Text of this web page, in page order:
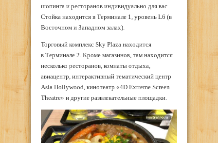
шопинга и ресторанов индивидуально для вас.
Стойка находится в Терминале 1, уровень L6 (в
Восточном и Западном залах).
Торговый комплекс Sky Plaza находится
в Терминале 2. Кроме магазинов, там находится
несколько ресторанов, комнаты отдыха,
авиацентр, интерактивный тематический центр
Asia Hollywood, кинотеатр «4D Extreme Screen
Theatre» и другие развлекательные площадки.